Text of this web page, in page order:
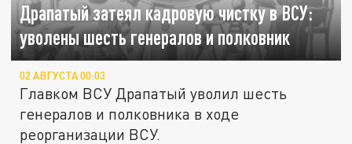
Драпатый затеял кадровую чистку в ВСУ:
уволены шесть генералов и полковник
02 АВГУСТА 00:03
Главком ВСУ Драпатый уволил шесть
генералов и полковника в ходе
реорганизации ВСУ.